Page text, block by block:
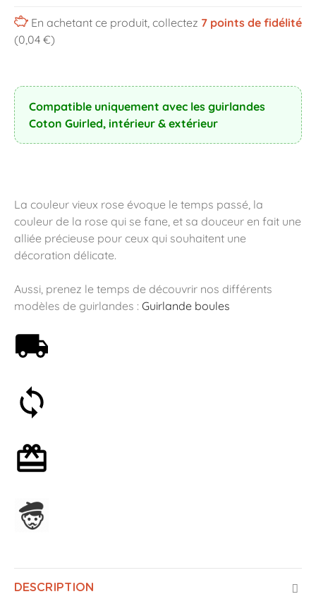
En achetant ce produit, collectez 7points de fidélité
(0,04 €)
Compatible uniquement avec les guirlandes
Coton Guirled, intérieur & extérieur
La couleur vieux rose évoque le temps passé, la
couleur de la rose qui se fane, et sa douceur en fait une
alliée précieuse pour ceux qui souhaitent une
décoration délicate.
Aussi, prenez le temps de découvrir nos différents
modèles de guirlandes : Guirlande boules
DESCRIPTION